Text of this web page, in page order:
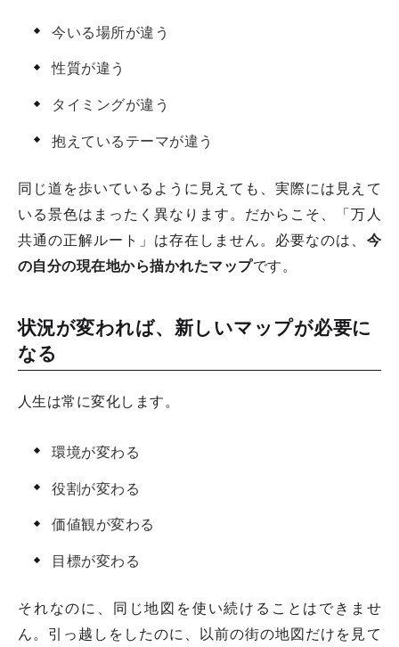
今いる場所が違う
性質が違う
タイミングが違う
抱えているテーマが違う
同じ道を歩いているように見えても、実際には見えて
いる景色はまったく異なります。だからこそ、「万人
共通の正解ルート」は存在しません。必要なのは、 今
の自分の現在地から描かれたマップです。
状況が変われば、新しいマップが必要に
なる
人生は常に変化します。
環境が変わる
役割が変わる
価値観が変わる
目標が変わる
それなのに、同じ地図を使い続けることはできませ
ん。引っ越しをしたのに、以前の街の地図だけを見て